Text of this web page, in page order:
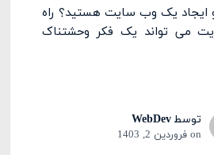
و ایجاد یک وب سایت هستید؟ راه
می تواند یک فکر وحشتناک
توسطWebDev
onفروردین 2, 1403